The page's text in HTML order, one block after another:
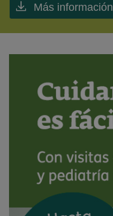
Más información